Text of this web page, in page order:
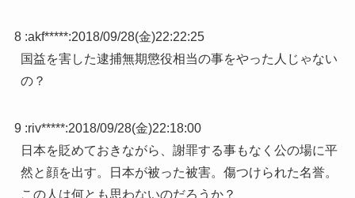
8 :akf*****:2018/09/28(金)22:22:25
国益を害した逮捕無期懲役相当の事をやった人じゃない
の？
9 :riv*****:2018/09/28(金)22:18:00
日本を貶めておきながら、謝罪する事もなく公の場に平
然と顔を出す。日本が被った被害。傷つけられた名誉。
この人は何とも思わないのだろうか？